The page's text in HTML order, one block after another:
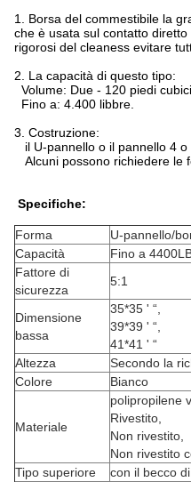
1. Borsa del commestibile la
che è usata sul contatto
rigorosi del cleaness evitare
2. La capacità di questo tipo:
Volume: Due - 120 piedi cubici.
Fino a: 4.400 libbre.
3. Costruzione:
il U-pannello o il pannello 4 o
Alcuni possono richiedere le
Specifiche:
Forma
U-pannello/
Capacità
Fino a
Fattore di
sicurezza
5:1
Dimensione
bassa
35*35 ' “,
39*39 ' “,
41*41 ' “
Altezza
Secondo la
Colore
Bianco
Materiale
polipropilene
Rivestito,
Non rivestito,
Non rivestito
Tipo superiore
con il becco di